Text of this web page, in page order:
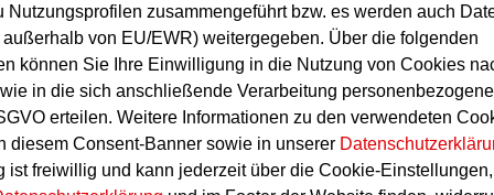
Nutzungsprofilen zusammengeführt bzw. es werden auch
außerhalb von EU/EWR) weitergegeben. Über die folgenden
können Sie Ihre Einwilligung in die Nutzung von Cookies
in die sich anschließende Verarbeitung
erteilen. Weitere Informationen zu den verwendeten
diesem Consent-Banner sowie in unserer
ist freiwillig und kann jederzeit über die Cookie-
ist die Stärke von Kohlendioxid-
des Sauerstoffs vom Brandherd – das Feuer
bewirkt Energieentzug vom Brandherd und
der besonderen Löschmitteleigenschaften
Raum freistehende Einrichtungen schützen.
Einrichtungsschutzdüsen bringen das
Die automatische Branddetektion ist wegen
oder Funkenflug an den Walzanlagen
Branddetektion auf einer personal intensiven
Löschanlage manuell ausgelöst. Die